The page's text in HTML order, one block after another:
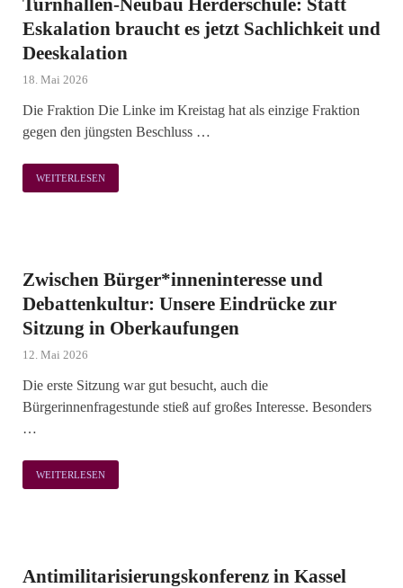
Turnhallen-Neubau Herderschule: Statt
Eskalation braucht es jetzt Sachlichkeit und
Deeskalation
18. Mai 2026
Die Fraktion Die Linke im Kreistag hat als einzige Fraktion
gegen den jüngsten Beschluss …
WEITERLESEN
Zwischen Bürger*inneninteresse und
Debattenkultur: Unsere Eindrücke zur
Sitzung in Oberkaufungen
12. Mai 2026
Die erste Sitzung war gut besucht, auch die
Bürgerinnenfragestunde stieß auf großes Interesse. Besonders
…
WEITERLESEN
Antimilitarisierungskonferenz in Kassel